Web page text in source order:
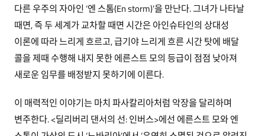
다른 우주의 자아인 ‘엔 스톰(En storm)’을 만난다. 그녀가 나타날
때면, 즉 두 세계가 교차할 때면 시간은 아인슈타인의 상대성
이론에 따라 느리게 흐르고, 급기야 느리게 흐른 시간 탓에 배달
콜을 제때 수행해 내지 못한 에른스트 모의 등급이 점점 낮아져
새로운 임무를 배정받지 못하기에 이른다.
이 매력적인 이야기는 마치 파사칼리아처럼 악장을 달리하며
변주한다. <딜리버리 댄서의 선: 인버스>에선 에른스트 모와 엔